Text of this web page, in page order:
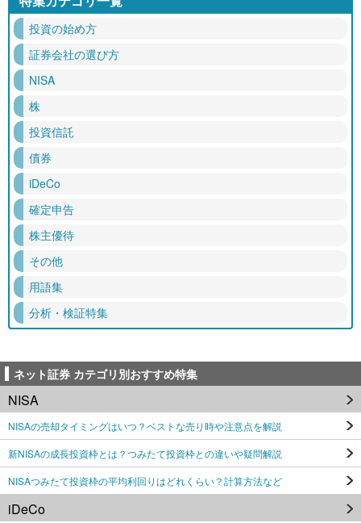
投資の始め方
証券会社の選び方
NISA
株
投資信託
債券
iDeCo
確定申告
株主優待
その他
用語集
分析・検証特集
ネット証券 カテゴリ別おすすめ特集
NISA
NISAの売却タイミングはいつ？ベストな売り時や注意点を解説
新NISAの成長投資枠とは？つみたて投資枠との違いや疑問解説
NISAつみたて投資枠の平均利回りはどれくらい？計算方法など
iDeCo